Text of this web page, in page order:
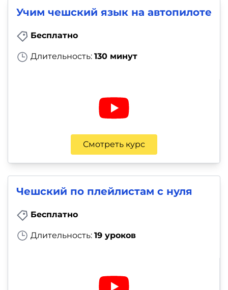
Учим чешский язык на автопилоте
Бесплатно
Длительность: 130 минут
Смотреть курс
Чешский по плейлистам с нуля
Бесплатно
Длительность: 19 уроков